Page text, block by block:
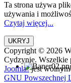
Ta strona używa
używania i
Czytaj więcej...
Copyright © 2026
Cydzynie. Wszelkie
Joomla!jest wolnym
GNU Powszechnej